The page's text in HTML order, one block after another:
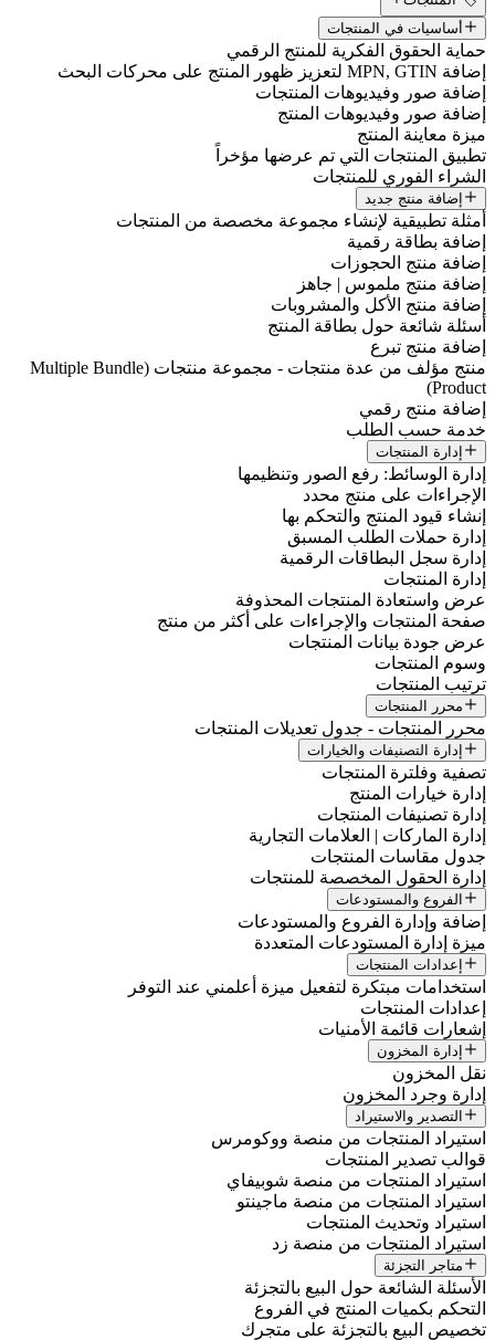
أساسيات في المنتجات
حماية الحقوق الفكرية للمنتج الرقمي
إضافة MPN, GTIN لتعزيز ظهور المنتج على محركات البحث
إضافة صور وفيديوهات المنتجات
إضافة صور وفيديوهات المنتج
ميزة معاينة المنتج
تطبيق المنتجات التي تم عرضها مؤخراً
الشراء الفوري للمنتجات
إضافة منتج جديد
أمثلة تطبيقية لإنشاء مجموعة مخصصة من المنتجات
إضافة بطاقة رقمية
إضافة منتج الحجوزات
إضافة منتج ملموس | جاهز
إضافة منتج الأكل والمشروبات
أسئلة شائعة حول بطاقة المنتج
إضافة منتج تبرع
منتج مؤلف من عدة منتجات - مجموعة منتجات (Multiple Bundle
Product)
إضافة منتج رقمي
خدمة حسب الطلب
إدارة المنتجات
إدارة الوسائط: رفع الصور وتنظيمها
الإجراءات على منتج محدد
إنشاء قيود المنتج والتحكم بها
إدارة حملات الطلب المسبق
إدارة سجل البطاقات الرقمية
إدارة المنتجات
عرض واستعادة المنتجات المحذوفة
صفحة المنتجات والإجراءات على أكثر من منتج
عرض جودة بيانات المنتجات
وسوم المنتجات
ترتيب المنتجات
محرر المنتجات
محرر المنتجات - جدول تعديلات المنتجات
إدارة التصنيفات والخيارات
تصفية وفلترة المنتجات
إدارة خيارات المنتج
إدارة تصنيفات المنتجات
إدارة الماركات | العلامات التجارية
جدول مقاسات المنتجات
إدارة الحقول المخصصة للمنتجات
الفروع والمستودعات
إضافة وإدارة الفروع والمستودعات
ميزة إدارة المستودعات المتعددة
إعدادات المنتجات
استخدامات مبتكرة لتفعيل ميزة أعلمني عند التوفر
إعدادات المنتجات
إشعارات قائمة الأمنيات
إدارة المخزون
نقل المخزون
إدارة وجرد المخزون
التصدير والاستيراد
استيراد المنتجات من منصة ووكومرس
قوالب تصدير المنتجات
استيراد المنتجات من منصة شوبيفاي
استيراد المنتجات من منصة ماجينتو
استيراد وتحديث المنتجات
استيراد المنتجات من منصة زد
متاجر التجزئة
الأسئلة الشائعة حول البيع بالتجزئة
التحكم بكميات المنتج في الفروع
تخصيص البيع بالتجزئة على متجرك